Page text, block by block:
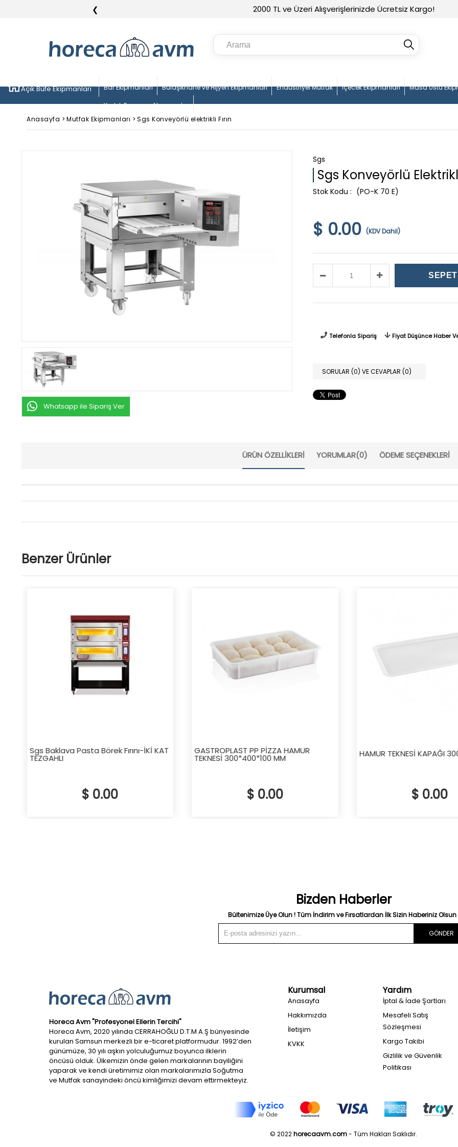
2000 TL ve Üzeri Alışverişlerinizde Ücretsiz Kargo!
❮
Açık Büfe Ekipmanları Bar Ekipmanları Bulaşıkhane ve Hijyen Ekipmanları Endüstriyel Mutfak İçecek Ekipmanları Masa Üstü
Yedek Parça ve Aksesuarlar
Anasayfa > Mutfak Ekipmanları > Sgs Konveyörlü elektrikli Fırın
Whatsapp ile Sipariş Ver
Sgs
Sgs Konveyörlü Elektrikli
(PO-K 70 E)
$ 0.00 (KDV Dahil)
Telefonla Sipariş Fiyat Düşünce Haber
SORULAR (0) VE CEVAPLAR (0)
ÜRÜN ÖZELLIKLERI YORUMLAR(0) ÖDEME SEÇENEKLERI
Benzer Ürünler
Sgs Baklava Pasta Börek Fırını-İKİ KAT
TEZGAHLI
$ 0.00
GASTROPLAST PP PİZZA HAMUR
TEKNESİ 300*400*100 MM
$ 0.00
HAMUR TEKNESİ KAPAĞI
$ 0.00
Bizden Haberler
Bültenimize Üye Olun ! Tüm İndirim ve Fırsatlardan İlk Sizin Haberiniz Olsun
GÖNDER
Horeca Avm "Profesyonel Ellerin Tercihi"
Horeca Avm, 2020 yılında CERRAHOĞLU D.T.M A.Ş bünyesinde
kurulan Samsun merkezli bir e-ticaret platformudur. 1992’den
günümüze, 30 yılı aşkın yolculuğumuz boyunca ilklerin
öncüsü olduk. Ülkemizin önde gelen markalarının bayiliğini
yaparak ve kendi üretimimiz olan markalarımızla Soğutma
ve Mutfak sanayindeki öncü kimliğimizi devam ettirmekteyiz.
Kurumsal
Anasayfa
Hakkımızda
İletişim
KVKK
Yardım
İptal & İade Şartları
Mesafeli Satış
Sözleşmesi
Kargo Takibi
Gizlilik ve Güvenlik
Politikası
© 2022horecaavm.com- Tüm Hakları Saklıdır.